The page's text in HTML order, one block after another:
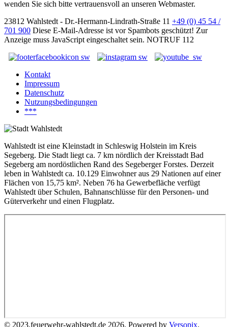
wenden Sie sich bitte vertrauensvoll an unseren Webmaster.
23812 Wahlstedt - Dr.-Hermann-Lindrath-Straße 11 +49 (0) 45 54 /
701 900 Diese E-Mail-Adresse ist vor Spambots geschützt! Zur
Anzeige muss JavaScript eingeschaltet sein. NOTRUF 112
Kontakt
Impressum
Datenschutz
Nutzungsbedingungen
***
Wahlstedt ist eine Kleinstadt in Schleswig Holstein im Kreis
Segeberg. Die Stadt liegt ca. 7 km nördlich der Kreisstadt Bad
Segeberg am nordöstlichen Rand des Segeberger Forstes. Derzeit
leben in Wahlstedt ca. 10.129 Einwohner aus 29 Nationen auf einer
Flächen von 15,75 km². Neben 76 ha Gewerbefläche verfügt
Wahlstedt über Schulen, Bahnanschlüsse für den Personen- und
Güterverkehr und einen Flugplatz.
© 2023.feuerwehr-wahlstedt.de 2026, Powered by Versopix.